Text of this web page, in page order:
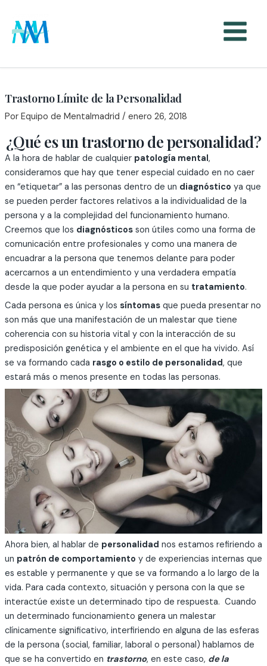
contenido
Trastorno Límite de la Personalidad
Por Equipo de Mentalmadrid / enero 26, 2018
¿Qué es un trastorno de personalidad?
A la hora de hablar de cualquier patología mental,
consideramos que hay que tener especial cuidado en no caer
en “etiquetar” a las personas dentro de un diagnóstico ya que
se pueden perder factores relativos a la individualidad de la
persona y a la complejidad del funcionamiento humano.
Creemos que los diagnósticosson útiles como una forma de
comunicación entre profesionales y como una manera de
encuadrar a la persona que tenemos delante para poder
acercarnos a un entendimiento y una verdadera empatía
desde la que poder ayudar a la persona en su tratamiento.
Cada persona es única y los síntomasque pueda presentar no
son más que una manifestación de un malestar que tiene
coherencia con su historia vital y con la interacción de su
predisposición genética y el ambiente en el que ha vivido. Así
se va formando cada rasgo o estilo de personalidad, que
estará más o menos presente en todas las personas.
Ahora bien, al hablar de personalidad nos estamos refiriendo a
un patrón de comportamiento y de experiencias internas que
es estable y permanente y que se va formando a lo largo de la
vida. Para cada contexto, situación y persona con la que se
interactúe existe un determinado tipo de respuesta. Cuando
un determinado funcionamiento genera un malestar
clínicamente significativo, interfiriendo en alguna de las esferas
de la persona (social, familiar, laboral o personal) hablamos de
que se ha convertido en trastorno, en este caso, de la